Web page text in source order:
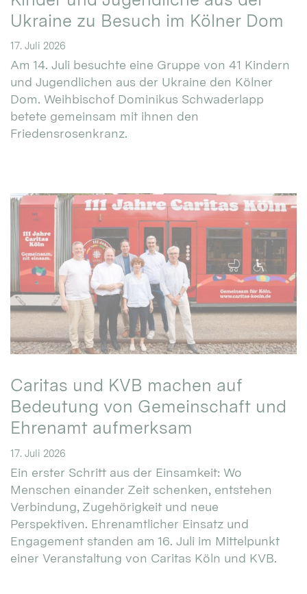
Ukraine zu Besuch im Kölner Dom
17. Juli 2026
Am 14. Juli besuchte eine Gruppe von 41 Kindern
und Jugendlichen aus der Ukraine den Kölner
Dom. Weihbischof Dominikus Schwaderlapp
betete gemeinsam mit ihnen den
Friedensrosenkranz.
Caritas und KVB machen auf
Bedeutung von Gemeinschaft und
Ehrenamt aufmerksam
17. Juli 2026
Ein erster Schritt aus der Einsamkeit: Wo
Menschen einander Zeit schenken, entstehen
Verbindung, Zugehörigkeit und neue
Perspektiven. Ehrenamtlicher Einsatz und
Engagement standen am 16. Juli im Mittelpunkt
einer Veranstaltung von Caritas Köln und KVB.